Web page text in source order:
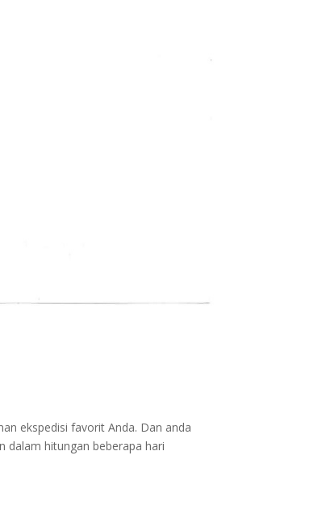
ekspedisi favorit Anda. Dan anda
dalam hitungan beberapa hari